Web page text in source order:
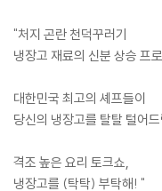
"처지 곤란 천덕꾸러기
냉장고 재료의 신분 상승 프
대한민국 최고의 셰프들이
당신의 냉장고를 탈탈 털어
격조 높은 요리 토크쇼,
냉장고를 (탁탁) 부탁해! "